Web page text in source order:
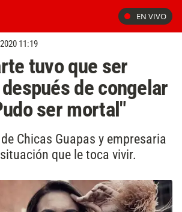
EN VIVO
11:19
tuvo que ser
de congelar
ser mortal"
Chicas Guapas y empresaria
que le toca vivir.